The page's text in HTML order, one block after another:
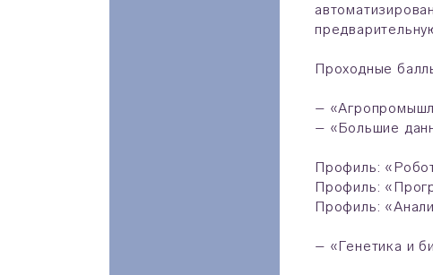
Проходные
–
– «Большие
Профиль:
Профиль:
Профиль:
– «Генетика и